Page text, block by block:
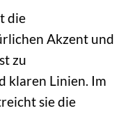
die
Akzent und
zu
klaren Linien. Im
sie die